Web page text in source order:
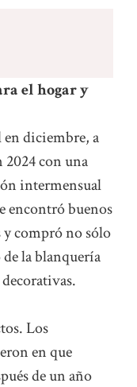
el hogar y
en diciembre, a
con una
intermensual
encontró buenos
compró no sólo
la blanquería
Los
en que
de un año